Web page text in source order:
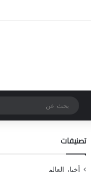
تصنيفات
أخبار العالم